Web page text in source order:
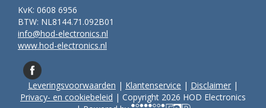
KvK: 0608 6956
BTW: NL8144.71.092B01
info@hod-electronics.nl
www.hod-electronics.nl
Leveringsvoorwaarden | Klantenservice | Disclaimer |
Privacy- en cookiebeleid | Copyright 2026 HOD Electronics